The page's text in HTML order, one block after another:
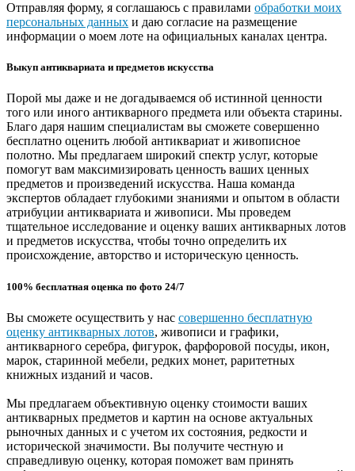
Отправляя форму, я соглашаюсь с правилами обработки моих
персональных данных и даю согласие на размещение
информации о моем лоте на официальных каналах центра.
Выкуп антиквариата и предметов искусства
Порой мы даже и не догадываемся об истинной ценности
того или иного антикварного предмета или объекта старины.
Благо даря нашим специалистам вы сможете совершенно
бесплатно оценить любой антиквариат и живописное
полотно. Мы предлагаем широкий спектр услуг, которые
помогут вам максимизировать ценность ваших ценных
предметов и произведений искусства. Наша команда
экспертов обладает глубокими знаниями и опытом в области
атрибуции антиквариата и живописи. Мы проведем
тщательное исследование и оценку ваших антикварных лотов
и предметов искусства, чтобы точно определить их
происхождение, авторство и историческую ценность.
100% бесплатная оценка по фото 24/7
Вы сможете осуществить у нас совершенно бесплатную
оценку антикварных лотов, живописи и графики,
антикварного серебра, фигурок, фарфоровой посуды, икон,
марок, старинной мебели, редких монет, раритетных
книжных изданий и часов.
Мы предлагаем объективную оценку стоимости ваших
антикварных предметов и картин на основе актуальных
рыночных данных и с учетом их состояния, редкости и
исторической значимости. Вы получите честную и
справедливую оценку, которая поможет вам принять